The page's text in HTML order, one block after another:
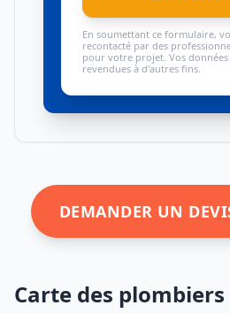
En soumettant ce formulaire,
recontacté par des
pour votre projet. Vos
revendues à d'autres fins.
DEMANDER UN
Carte des